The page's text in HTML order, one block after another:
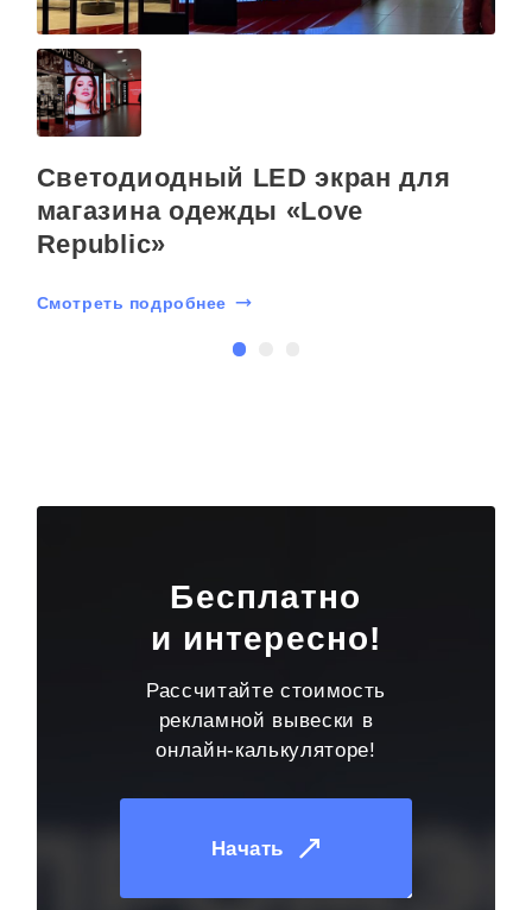
Светодиодный LED экран для
магазина одежды «Love
Republic»
Смотреть подробнее
Бесплатно
и интересно!
Рассчитайте стоимость
рекламной вывески в
онлайн-калькуляторе!
Начать